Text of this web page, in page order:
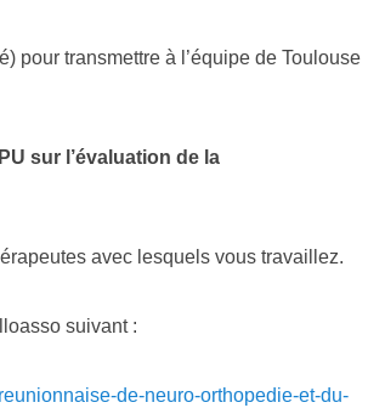
pour transmettre à l’équipe de Toulouse
sur l’évaluation de la
avec lesquels vous travaillez.
suivant :
de-neuro-orthopedie-et-du-